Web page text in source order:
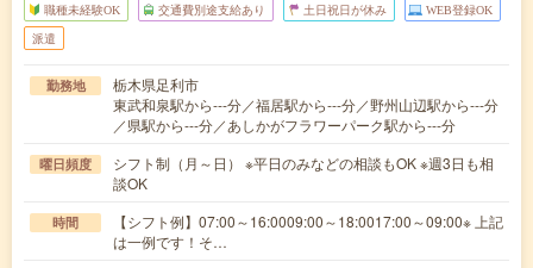
職種未経験OK 交通費別途支給あり 土日祝日が休み WEB登録OK
派遣
勤務地
栃木県足利市
東武和泉駅から---分／福居駅から---分／野州山辺駅から---分
／県駅から---分／あしかがフラワーパーク駅から---分
曜日頻度
シフト制（月～日） ※平日のみなどの相談もOK ※週3日も相
談OK
時間
【シフト例】07:00～16:0009:00～18:0017:00～09:00※ 上記
は一例です！そ…